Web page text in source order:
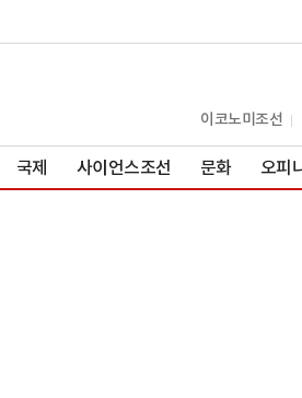
이코노미조선
국제 사이언스조선 문화 오피